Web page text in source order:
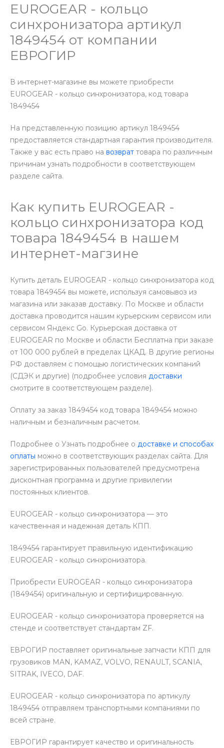
EUROGEAR - кольцо
синхронизатора артикул
1849454 от компании
ЕВРОГИР
В интернет-магазине вы можете приобрести
EUROGEAR - кольцо синхронизатора, код товара
1849454
На представленную позицию артикул 1849454
предоставляется стандартная гарантия производителя.
Также у вас есть право на возврат товара по различным
причинам узнать подробности в соответствующем
разделе сайта.
Как купить EUROGEAR -
кольцо синхронизатора код
товара 1849454 в нашем
интернет-магзине
Купить деталь EUROGEAR - кольцо синхронизатора код
товара 1849454 вы можете, используя самовывоз из
магазина или заказав доставку. По Москве и области
доставка проводится нашим курьерским сервисом или
сервисом Яндекс Go. Курьерская доставка от
EUROGEAR по Москве и области Бесплатна при заказе
от 100 000 рублей в пределах ЦКАД. В другие регионы
РФ доставляем с помощью логистических компаний
(СДЭК и другие) (подробнее условия доставки
смотрите в соответствующем разделе).
Оплату за заказ 1849454 код товара 1849454 можно
наличным и безналичным расчетом.
Подробнее о Узнать подробнее о доставке и способах
оплаты можно в соответствующих разделах сайта. Для
зарегистрированных пользователей предусмотрена
дисконтная программа и другие привилегии
постоянных клиентов.
EUROGEAR - кольцо синхронизатора — это
качественная и надежная деталь КПП.
1849454 гарантирует правильную идентификацию
EUROGEAR - кольцо синхронизатора.
Приобрести EUROGEAR - кольцо синхронизатора
(1849454) оригинальную и сертифицированную.
EUROGEAR - кольцо синхронизатора проверяется на
стенде и соответствует стандартам ZF.
ЕВРОГИР поставляет оригинальные запчасти КПП для
грузовиков MAN, KAMAZ, VOLVO, RENAULT, SCANIA,
SITRAK, IVECO, DAF.
EUROGEAR - кольцо синхронизатора по артикулу
1849454 отправляем транспортными компаниями по
всей стране.
ЕВРОГИР гарантирует качество и оригинальность